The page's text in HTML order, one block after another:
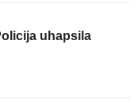
uhapsila